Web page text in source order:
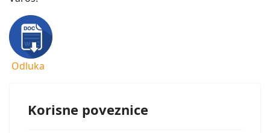
Odluka
Korisne poveznice